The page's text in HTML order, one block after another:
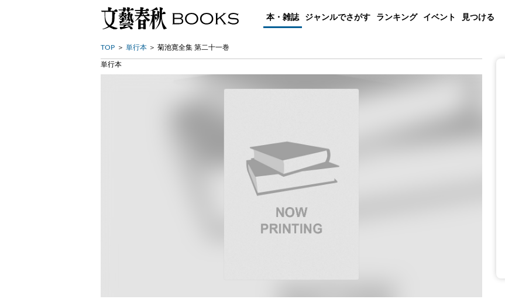
本・雑誌 ジャンルでさがす ランキング イベント 見つける
TOP 単行本 菊池寛全集 第二十一巻
単行本